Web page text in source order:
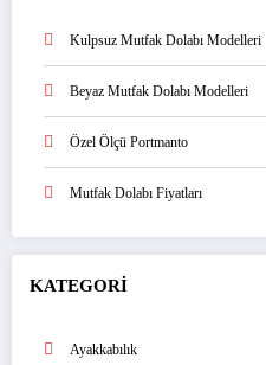
Kulpsuz Mutfak Dolabı Modelleri
Beyaz Mutfak Dolabı Modelleri
Özel Ölçü Portmanto
Mutfak Dolabı Fiyatları
KATEGORİ
Ayakkabılık